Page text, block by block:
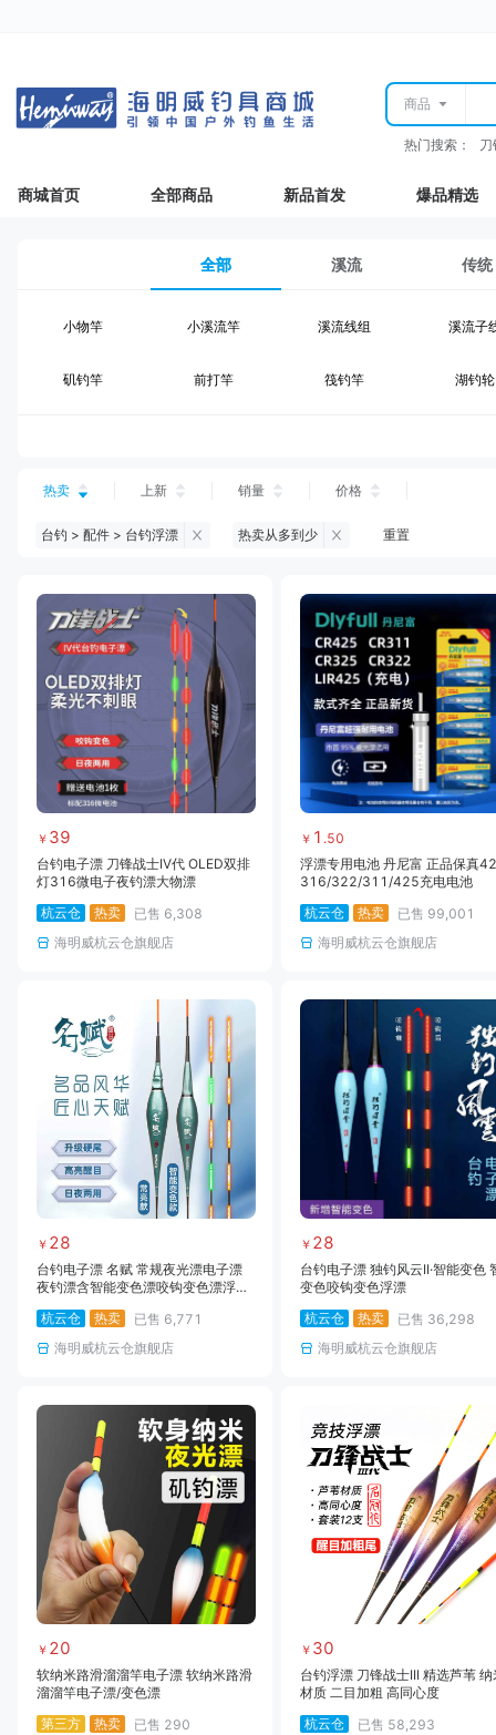
商品
热门搜索：
商城首页 全部商品 新品首发 爆品精选
全部 溪流 传统
小物竿 小溪流竿 溪流线组 溪流子
矶钓竿 前打竿 筏钓竿 湖钓轮
台钓仕挂 台钓钩
钓鱼伞 台钓服饰 台钓装备
黑坑浮漂 黑坑配件 黑坑钓灯 黑坑网
黑坑饵料 马口竿 路亚竿 雷强竿
路亚装备 海钓竿 海钓轮 海钓线
热卖 上新 销量 价格
台钓 > 配件 > 台钓浮漂 热卖从多到少 重置
￥ 39
台钓电子漂 刀锋战士IV代 OLED双排
灯316微电子夜钓漂大物漂
杭云仓
热卖 已售 6,308
海明威杭云仓旗舰店
￥ 1 .50
浮漂专用电池 丹尼富 正品保真
316/322/311/425充电电池
杭云仓
热卖 已售 99,001
海明威杭云仓旗舰店
￥ 28
台钓电子漂 名赋 常规夜光漂电子漂
夜钓漂含智能变色漂咬钩变色漂浮漂
杭云仓
热卖 已售 6,771
海明威杭云仓旗舰店
￥ 28
台钓电子漂 独钓风云II·智能变色
变色咬钩变色浮漂
杭云仓
热卖 已售 36,298
海明威杭云仓旗舰店
￥ 20
软纳米路滑溜溜竿电子漂 软纳米路滑
溜溜竿电子漂/变色漂
第三方
热卖 已售 290
￥ 30
台钓浮漂 刀锋战士III 精选芦苇 纳
材质 二目加粗 高同心度
杭云仓
已售 58,293